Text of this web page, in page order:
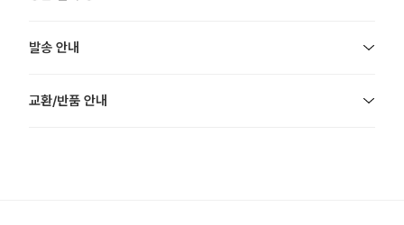
발송 안내
교환/반품 안내